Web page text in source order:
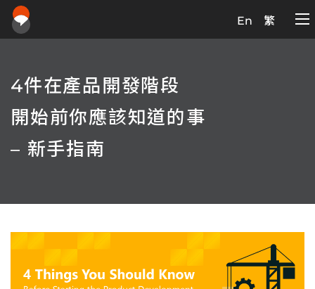
En 繁
4件在產品開發階段
開始前你應該知道的事
– 新手指南